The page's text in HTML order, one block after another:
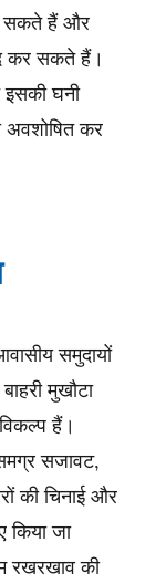
सकते हैं और
कर सकते हैं।
घनी
अवशोषित कर
समुदायों
मुखौटा
हैं।
सजावट,
की चिनाई और
किया जा
रखरखाव की